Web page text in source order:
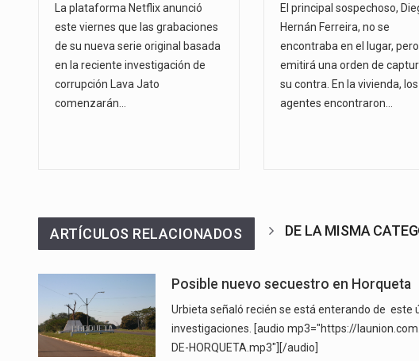
La plataforma Netflix anunció
este viernes que las grabaciones
de su nueva serie original basada
en la reciente investigación de
corrupción Lava Jato
comenzarán…
El principal sospechoso,
Hernán Ferreira, no se
encontraba en el lugar,
emitirá una orden de
su contra. En la vivienda, los
agentes encontraron…
ARTÍCULOS RELACIONADOS DE LA MISMA
Posible nuevo secuestro en Horqueta
Urbieta señaló recién se está enterando de este
investigaciones. [audio mp3="https://
DE-HORQUETA.mp3"][/audio]